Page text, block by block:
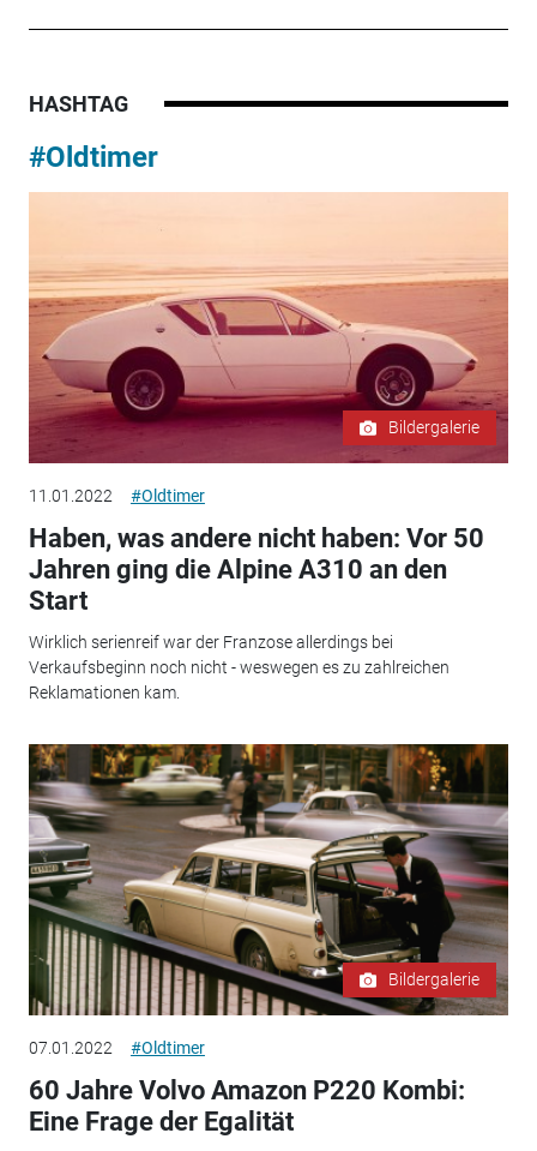
HASHTAG
#Oldtimer
Bildergalerie
11.01.2022 #Oldtimer
Haben, was andere nicht haben: Vor 50
Jahren ging die Alpine A310 an den
Start
Wirklich serienreif war der Franzose allerdings bei
Verkaufsbeginn noch nicht - weswegen es zu zahlreichen
Reklamationen kam.
Bildergalerie
07.01.2022 #Oldtimer
60 Jahre Volvo Amazon P220 Kombi:
Eine Frage der Egalität